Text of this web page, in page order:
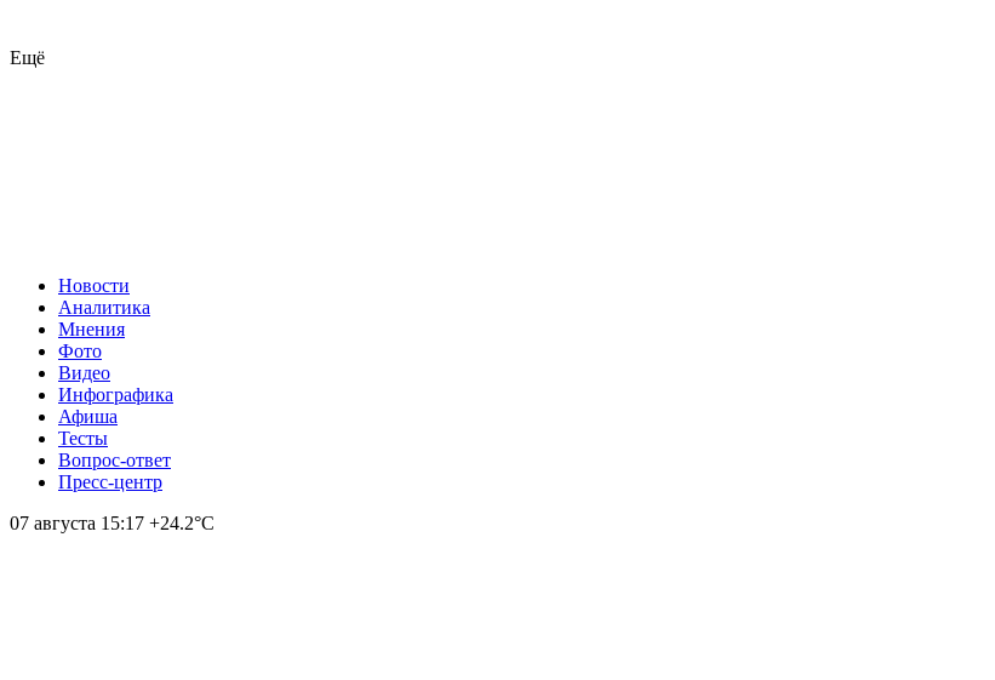
Ещё
Новости
Аналитика
Мнения
Фото
Видео
Инфографика
Афиша
Тесты
Вопрос-ответ
Пресс-центр
07 августа 15:17 +24.2°С